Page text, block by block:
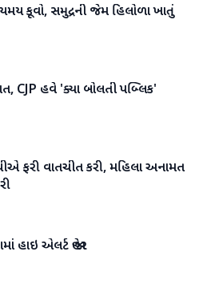
કૂવો, સમુદ્રની જેમ હિલોળા ખાતું
CJP હવે 'ક્યા બોલતી પબ્લિક'
ફરી વાતચીત કરી, મહિલા અનામત
હાઇ એલર્ટ જાહેર